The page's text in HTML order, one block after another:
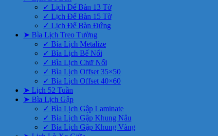
✓ Lịch Để Bàn 13 Tờ
✓ Lịch Để Bàn 15 Tờ
✓ Lịch Để Bàn Đứng
➤ Bìa Lịch Treo Tường
✓ Bìa Lịch Metalize
✓ Bìa Lịch Bế Nổi
✓ Bìa Lịch Chữ Nổi
✓ Bìa Lịch Offset 35×50
✓ Bìa Lịch Offset 40×60
➤ Lịch 52 Tuần
➤ Bìa Lịch Gập
✓ Bìa Lịch Gập Laminate
✓ Bìa Lịch Gập Khung Nâu
✓ Bìa Lịch Gập Khung Vàng